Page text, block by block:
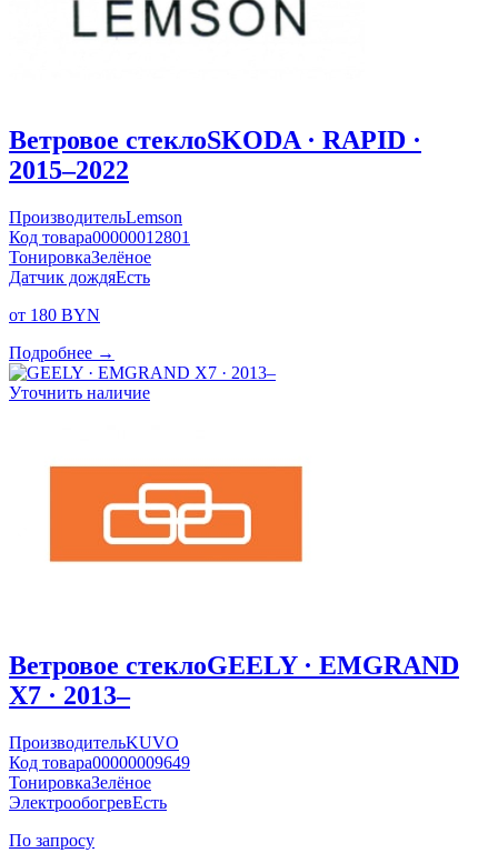
Ветровое стеклоSKODA · RAPID ·
2015–2022
ПроизводительLemson
Код товара00000012801
ТонировкаЗелёное
Датчик дождяЕсть
от 180 BYN
Подробнее →
Уточнить наличие
Ветровое стеклоGEELY · EMGRAND
X7 · 2013–
ПроизводительKUVO
Код товара00000009649
ТонировкаЗелёное
ЭлектрообогревЕсть
По запросу